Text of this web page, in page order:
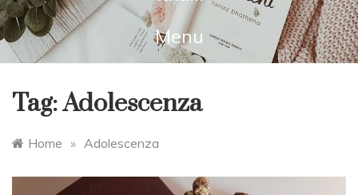
Menu
Tag:Adolescenza
Home » Adolescenza